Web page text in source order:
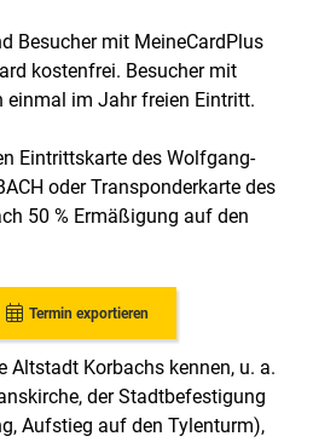
Besucher mit MeineCardPlus
kostenfrei. Besucher mit
einmal im Jahr freien Eintritt.
Eintrittskarte des Wolfgang-
oder Transponderkarte des
50 % Ermäßigung auf den
Termin exportieren
Altstadt Korbachs kennen, u. a.
der Stadtbefestigung
Aufstieg auf den Tylenturm),